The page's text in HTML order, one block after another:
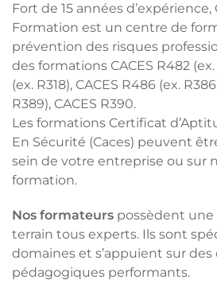
Fort de 15 années
Formation est un centre de
prévention des risques
des formations CACES R482 (ex.
(ex. R318), CACES R486 (ex.
R389), CACES R390.
Les formations Certificat
En Sécurité (Caces) peuvent
sein de votre entreprise ou sur
formation.
Nos formateurs possèdent
terrain tous experts. Ils sont
domaines et s’appuient sur des
pédagogiques performants.